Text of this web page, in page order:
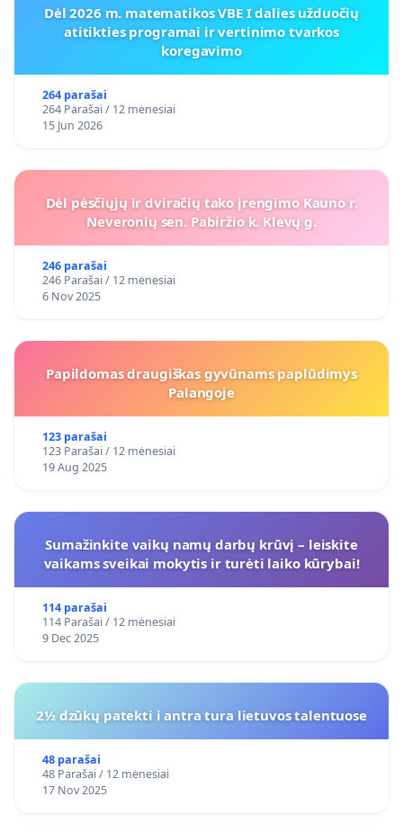
Dėl 2026 m. matematikos VBE I dalies užduočių
atitikties programai ir vertinimo tvarkos
koregavimo
264 parašai
264 Parašai / 12 mėnesiai
15 Jun 2026
Dėl pėsčiųjų ir dviračių tako įrengimo Kauno r.
Neveronių sen. Pabiržio k. Klevų g.
246 parašai
246 Parašai / 12 mėnesiai
6 Nov 2025
Papildomas draugiškas gyvūnams paplūdimys
Palangoje
123 parašai
123 Parašai / 12 mėnesiai
19 Aug 2025
Sumažinkite vaikų namų darbų krūvį – leiskite
vaikams sveikai mokytis ir turėti laiko kūrybai!
114 parašai
114 Parašai / 12 mėnesiai
9 Dec 2025
2½ dzūkų patekti i antra tura lietuvos talentuose
48 parašai
48 Parašai / 12 mėnesiai
17 Nov 2025